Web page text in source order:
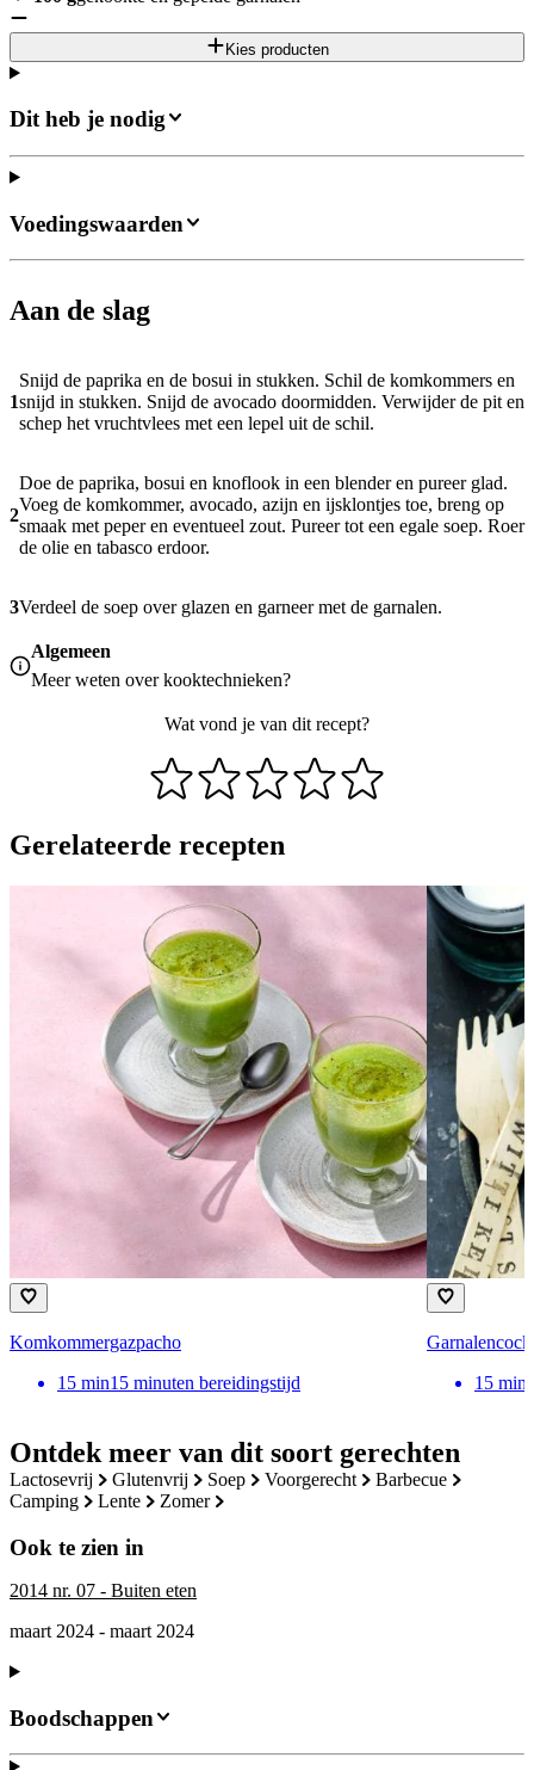
Kies producten
Dit heb je nodig
Ontdek meer van dit soort gerechten
lactosevrij glutenvrij soep voorgerecht
barbecue
camping
lente zomer
Ook te zien in
2014 nr. 07 - Buiten eten
maart 2024 - maart 2024
Aan de slag
1
Snijd de paprika en de bosui in stukken. Schil de komkommers en
snijd in stukken. Snijd de avocado doormidden. Verwijder de pit en
schep het vruchtvlees met een lepel uit de schil.
2
Doe de paprika, bosui en knoflook in een blender en pureer glad.
Voeg de komkommer, avocado, azijn en ijsklontjes toe, breng op
smaak met peper en eventueel zout. Pureer tot een egale soep. Roer
de olie en tabasco erdoor.
3Verdeel de soep over glazen en garneer met de garnalen.
Algemeen
Meer weten overkooktechnieken?
Wat vond je van dit recept?
Voedingswaarden
Gerelateerde recepten
Komkommergazpacho
15 min15 minuten bereidingstijd
15 min
Boodschappen